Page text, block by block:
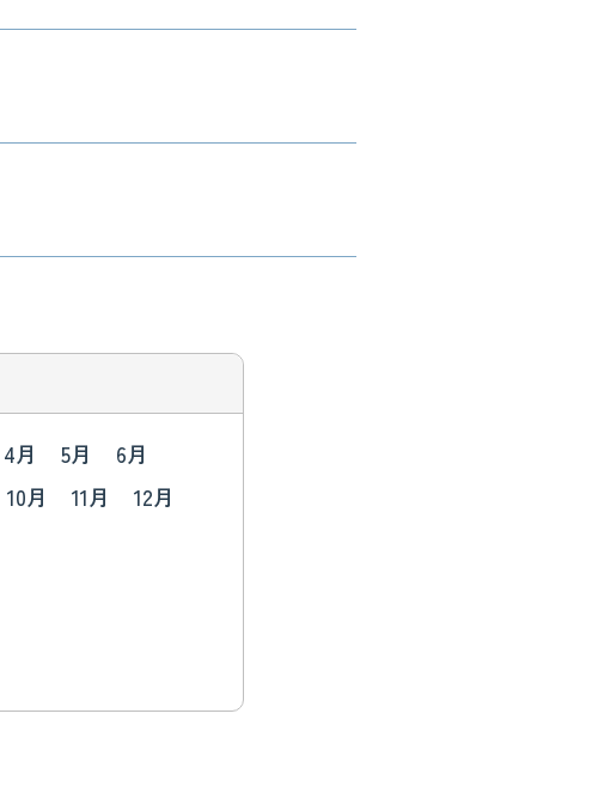
4月 5月
6月
10月 11月 12月